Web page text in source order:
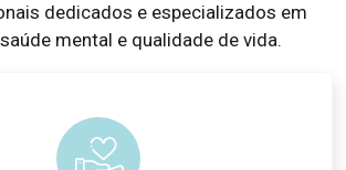
dedicados e especializados em
mental e qualidade de vida.